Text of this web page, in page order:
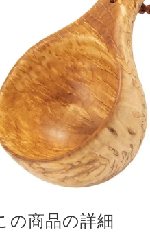
の商品の詳細